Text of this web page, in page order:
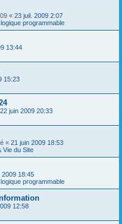
« 23 juil. 2009 2:07
programmable
13:44
15:23
22 juin 2009 20:33
« 21 juin 2009 18:53
Vie du Site
2009 18:45
programmable
12:58